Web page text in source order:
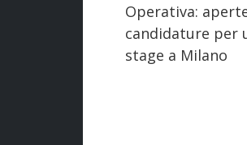
Operativa:
candidature per
stage a Milano